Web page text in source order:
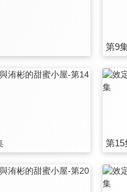
第9
第15